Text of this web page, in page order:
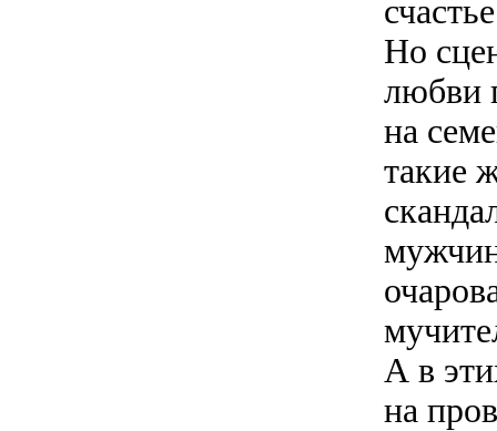
Но
любви
на
такие
А в
на